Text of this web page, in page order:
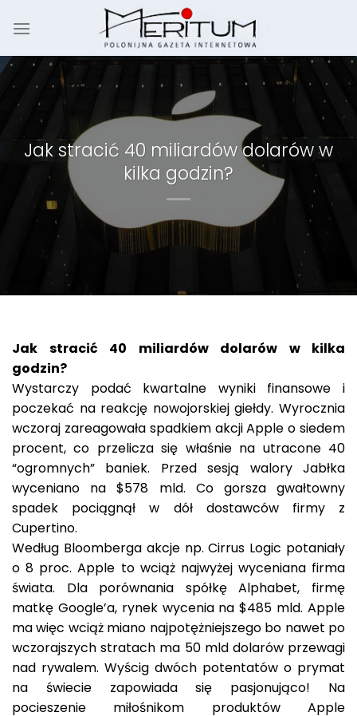
Jak stracić 40 miliardów dolarów w
kilka godzin?
Jak stracić 40 miliardów dolarów w kilka
godzin?
Wystarczy podać kwartalne wyniki finansowe i
poczekać na reakcję nowojorskiej giełdy. Wyrocznia
wczoraj zareagowała spadkiem akcji Apple o siedem
procent, co przelicza się właśnie na utracone 40
“ogromnych” baniek. Przed sesją walory Jabłka
wyceniano na $578 mld. Co gorsza gwałtowny
spadek pociągnął w dół dostawców firmy z
Cupertino.
Według Bloomberga akcje np. Cirrus Logic potaniały
o 8 proc. Apple to wciąż najwyżej wyceniana firma
świata. Dla porównania spółkę Alphabet, firmę
matkę Google’a, rynek wycenia na $485 mld. Apple
ma więc wciąż miano najpotężniejszego bo nawet po
wczorajszych stratach ma 50 mld dolarów przewagi
nad rywalem. Wyścig dwóch potentatów o prymat
na świecie zapowiada się pasjonująco! Na
pocieszenie miłośnikom produktów Apple